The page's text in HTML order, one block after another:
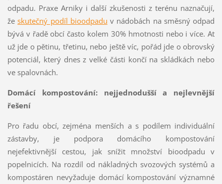
odpadu. Praxe Arniky i další zkušenosti z terénu naznačují,
žeskutečný podíl bioodpadu v nádobách na směsný odpad
bývá v řadě obcí často kolem 30% hmotnosti nebo i více. Ať
už jde o pětinu, třetinu, nebo ještě víc, pořád jde o obrovský
potenciál, který dnes z velké části končí na skládkách nebo
ve spalovnách.
Domácí kompostování: nejjednodušší a nejlevnější
řešení
Pro řadu obcí, zejména menších a s podílem individuální
zástavby, je podpora domácího kompostování
nejefektivnější cestou, jak snížit množství bioodpadu v
popelnicích. Na rozdíl od nákladných svozových systémů a
kompostáren nevyžaduje domácí kompostování významné